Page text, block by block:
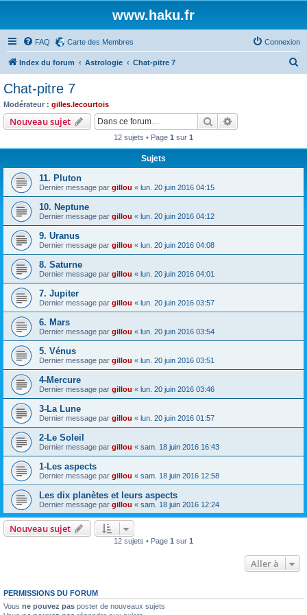
www.haku.fr
FAQ Carte des Membres Connexion
Index du forum Astrologie Chat-pitre 7
Chat-pitre 7
Modérateur : gilles.lecourtois
Nouveau sujet Rechercher
12 sujets • Page 1 sur 1
Sujets
11. Pluton
Dernier message par gillou « lun. 20 juin 2016 04:15
10. Neptune
Dernier message par gillou « lun. 20 juin 2016 04:12
9. Uranus
Dernier message par gillou « lun. 20 juin 2016 04:08
8. Saturne
Dernier message par gillou « lun. 20 juin 2016 04:01
7. Jupiter
Dernier message par gillou « lun. 20 juin 2016 03:57
6. Mars
Dernier message par gillou « lun. 20 juin 2016 03:54
5. Vénus
Dernier message par gillou « lun. 20 juin 2016 03:51
4-Mercure
Dernier message par gillou « lun. 20 juin 2016 03:46
3-La Lune
Dernier message par gillou « lun. 20 juin 2016 01:57
2-Le Soleil
Dernier message par gillou « sam. 18 juin 2016 16:43
1-Les aspects
Dernier message par gillou « sam. 18 juin 2016 12:58
Les dix planètes et leurs aspects
Dernier message par gillou « sam. 18 juin 2016 12:24
Nouveau sujet
12 sujets • Page 1 sur 1
Aller à
PERMISSIONS DU FORUM
Vous ne pouvez pas poster de nouveaux sujets